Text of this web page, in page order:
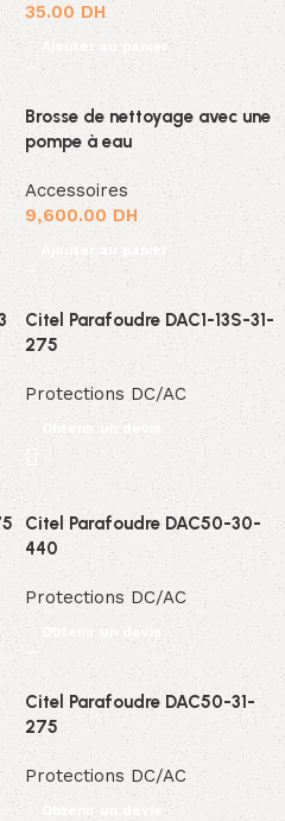
35.00 DH
Ajouter au panier
Brosse de nettoyage avec une
pompe à eau
Accessoires
9,600.00 DH
Ajouter au panier
Citel Parafoudre DAC1-13S-31-
275
Protections DC/AC
Obtenir un devis
Citel Parafoudre DAC50-30-
440
Protections DC/AC
Obtenir un devis
Citel Parafoudre DAC50-31-
275
Protections DC/AC
Obtenir un devis